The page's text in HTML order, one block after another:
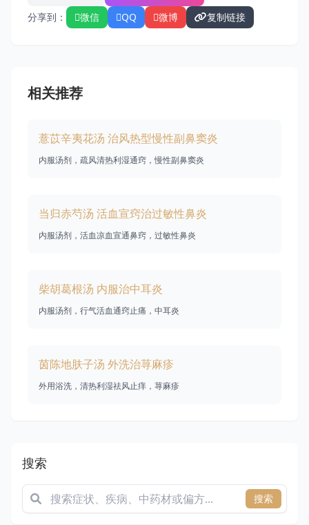
分享到： 微信 QQ 微博 复制链接
相关推荐
薏苡辛夷花汤 治风热型慢性副鼻窦炎
内服汤剂，疏风清热利湿通窍，慢性副鼻窦炎
当归赤芍汤 活血宣窍治过敏性鼻炎
内服汤剂，活血凉血宣通鼻窍，过敏性鼻炎
柴胡葛根汤 内服治中耳炎
内服汤剂，行气活血通窍止痛，中耳炎
茵陈地肤子汤 外洗治荨麻疹
外用浴洗，清热利湿祛风止痒，荨麻疹
搜索
搜索